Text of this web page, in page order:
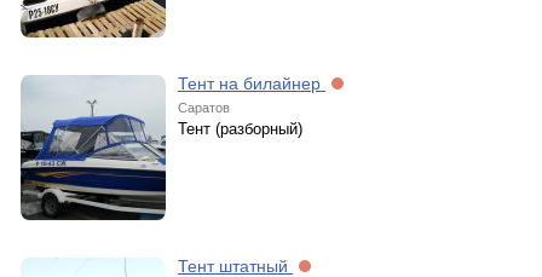
Тент на билайнер
Саратов
Тент (разборный)
Тент штатный